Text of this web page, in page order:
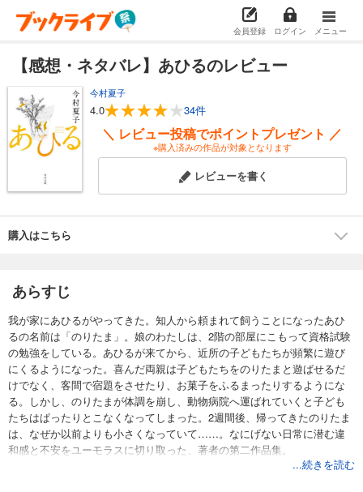
会員登録 ログイン メニュー
【感想・ネタバレ】あひるのレビュー
今村夏子
4.0 34件
＼ レビュー投稿でポイントプレゼント ／
※購入済みの作品が対象となります
レビューを書く
購入はこちら
あらすじ
我が家にあひるがやってきた。知人から頼まれて飼うことになったあひ
るの名前は「のりたま」。娘のわたしは、2階の部屋にこもって資格試験
の勉強をしている。あひるが来てから、近所の子どもたちが頻繁に遊び
にくるようになった。喜んだ両親は子どもたちをのりたまと遊ばせるだ
けでなく、客間で宿題をさせたり、お菓子をふるまったりするようにな
る。しかし、のりたまが体調を崩し、動物病院へ運ばれていくと子ども
たちはぱったりとこなくなってしまった。2週間後、帰ってきたのりたま
は、なぜか以前よりも小さくなっていて……。なにげない日常に潜む違
和感と不安をユーモラスに切り取った、著者の第二作品集。
...続きを読む